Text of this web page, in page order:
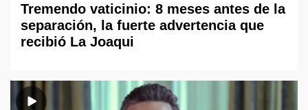
Tremendo vaticinio: 8 meses antes de la
separación, la fuerte advertencia que
recibió La Joaqui